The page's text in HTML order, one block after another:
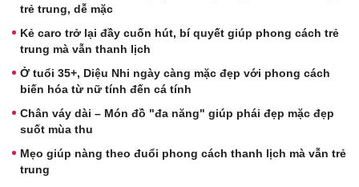
trẻ trung, dễ mặc
Kẻ caro trở lại đầy cuốn hút, bí quyết giúp phong cách trẻ
trung mà vẫn thanh lịch
Ở tuổi 35+, Diệu Nhi ngày càng mặc đẹp với phong cách
biến hóa từ nữ tính đến cá tính
Chân váy dài – Món đồ "đa năng" giúp phái đẹp mặc đẹp
suốt mùa thu
Mẹo giúp nàng theo đuổi phong cách thanh lịch mà vẫn trẻ
trung